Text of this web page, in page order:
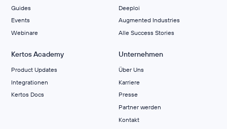
Guides
Events
Webinare
Deeploi
Augmented Industries
Alle Success Stories
Kertos Academy
Product Updates
Integrationen
Kertos Docs
Unternehmen
Über Uns
Karriere
Presse
Partner werden
Kontakt